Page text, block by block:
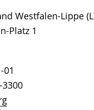
Westfalen-Lippe
Platz 1
01
3300